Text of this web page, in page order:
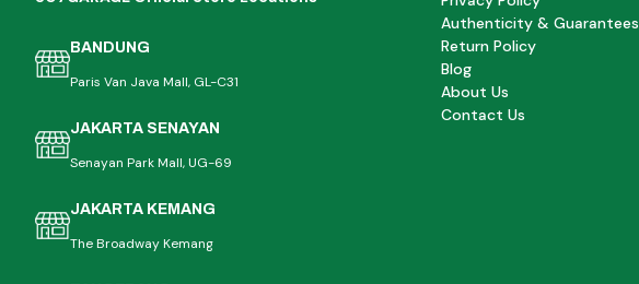
BANDUNG
Paris Van Java Mall, GL-C31
JAKARTA SENAYAN
Senayan Park Mall, UG-69
JAKARTA KEMANG
The Broadway Kemang
Authenticity & Guarantees
Return Policy
Blog
About Us
Contact Us